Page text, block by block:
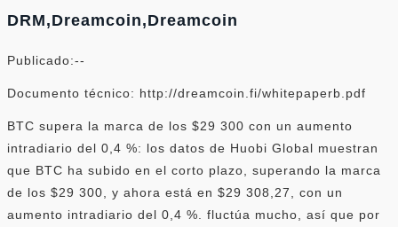
DRM,Dreamcoin,Dreamcoin
Publicado:--
Documento técnico: http://dreamcoin.fi/whitepaperb.pdf
BTC supera la marca de los $29 300 con un aumento
intradiario del 0,4 %: los datos de Huobi Global muestran
que BTC ha subido en el corto plazo, superando la marca
de los $29 300, y ahora está en $29 308,27, con un
aumento intradiario del 0,4 %. fluctúa mucho, así que por